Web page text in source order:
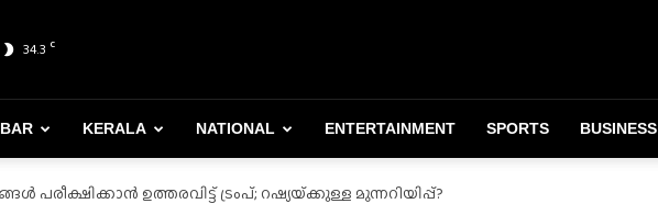
34.3 C
KERALA NATIONAL ENTERTAINMENT SPORTS BUSINESS
ഉത്തരവിട്ട് ട്രംപ്; റഷ്യയ്‌ക്കുള്ള മുന്നറിയിപ്പ്?